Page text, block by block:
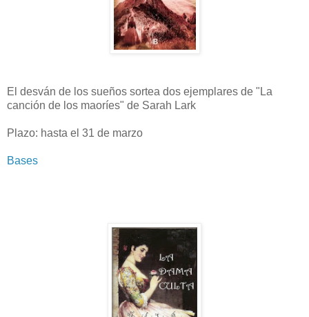
El desván de los sueños sortea dos ejemplares de "La
canción de los maoríes" de Sarah Lark
Plazo: hasta el 31 de marzo
Bases